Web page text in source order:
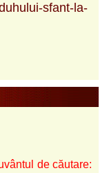
sfant-la-
de căutare: